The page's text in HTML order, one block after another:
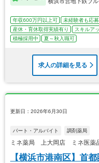
年収600万円以上可 未経験者も応
産休・育休取得実績有り
スキルア
積極採用中
夏～秋入職可
求人の詳細を見る
更新日：2026年6月30日
パート・アルバイト 調剤薬局
ミネ薬局 上大岡店 ミネ医薬
【横浜市港南区】首